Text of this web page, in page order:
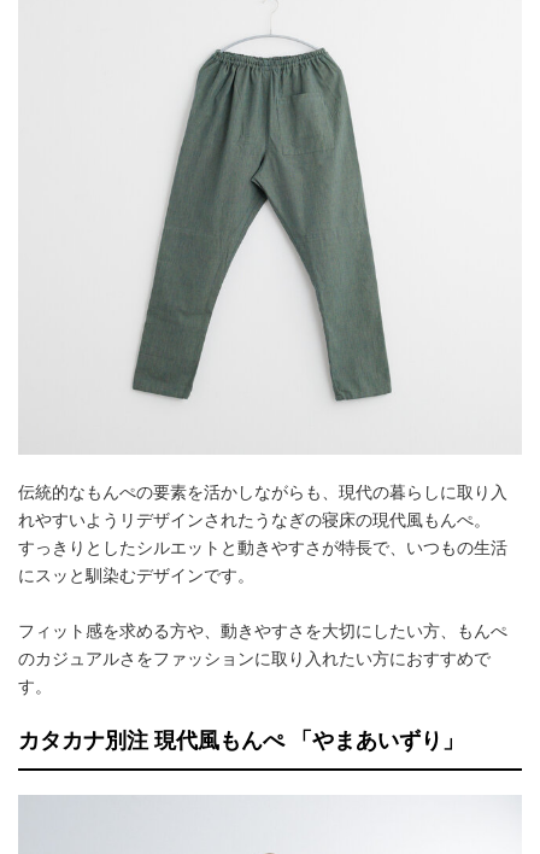
伝統的なもんぺの要素を活かしながらも、現代の暮らしに取り入
れやすいようリデザインされたうなぎの寝床の現代風もんぺ。
すっきりとしたシルエットと動きやすさが特長で、いつもの生活
にスッと馴染むデザインです。
フィット感を求める方や、動きやすさを大切にしたい方、もんぺ
のカジュアルさをファッションに取り入れたい方におすすめで
す。
カタカナ別注 現代風もんぺ 「やまあいずり」